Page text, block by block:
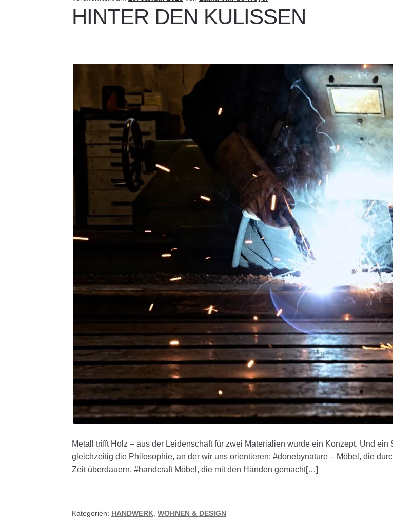
HINTER DEN KULISSEN
Metall trifft Holz – aus der Leidenschaft für zwei Materialien wurde ein Konzept. Und
gleichzeitig die Philosophie, an der wir uns orientieren: #donebynature – Möbel, die
Zeit überdauern. #handcraft Möbel, die mit den Händen gemacht[…]
Kategorien: HANDWERK ,WOHNEN & DESIGN